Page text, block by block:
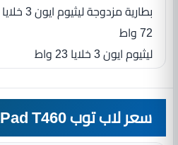
72 واط
ليثيوم ايون 3 خلايا 23 واط
سعر لاب توب Lenovo ThinkPad T460